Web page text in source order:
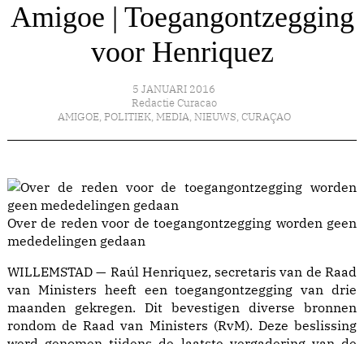
Amigoe | Toegangontzegging
voor Henriquez
5 JANUARI 2016
Redactie Curacao
AMIGOE, POLITIEK, MEDIA, NIEUWS, CURAÇAO
Over de reden voor de toegangontzegging worden geen
mededelingen gedaan
WILLEMSTAD — Raúl Henriquez, secretaris van de Raad
van Ministers heeft een toegangontzegging van drie
maanden gekregen. Dit bevestigen diverse bronnen
rondom de Raad van Ministers (RvM). Deze beslissing